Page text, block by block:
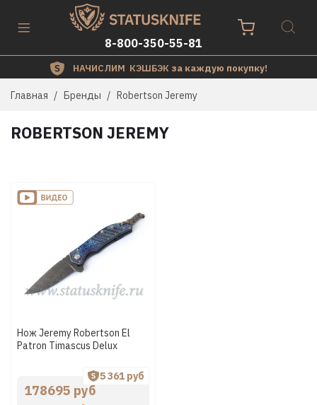
8-800-350-55-81
НАЧИСЛИМ КЭШБЭК за каждую покупку!
Главная Бренды Robertson Jeremy
ROBERTSON JEREMY
Нож Jeremy Robertson El
Patron Timascus Delux
178695 руб
5 361 руб